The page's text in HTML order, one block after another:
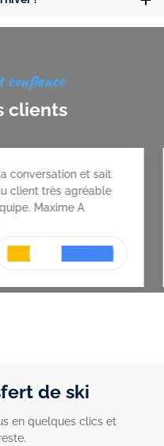
clients
confiance
et sait
très agréable
A
de ski
en quelques clics et